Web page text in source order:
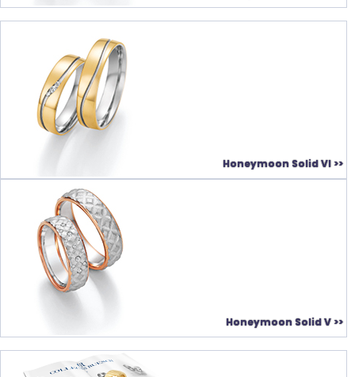
Honeymoon Solid VI >>
Honeymoon Solid V >>